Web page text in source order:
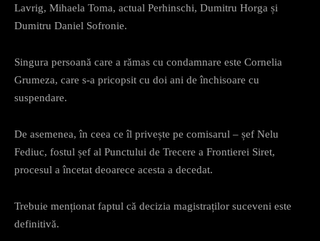
Lavrig, Mihaela Toma, actual Perhinschi, Dumitru Horga și
Dumitru Daniel Sofronie.
Singura persoană care a rămas cu condamnare este Cornelia
Grumeza, care s-a pricopsit cu doi ani de închisoare cu
suspendare.
De asemenea, în ceea ce îl privește pe comisarul – șef Nelu
Fediuc, fostul șef al Punctului de Trecere a Frontierei Siret,
procesul a încetat deoarece acesta a decedat.
Trebuie menționat faptul că decizia magistraților suceveni este
definitivă.